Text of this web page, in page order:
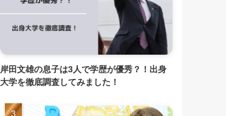
岸田文雄の息子は3人で学歴が優秀？！出身
大学を徹底調査してみました！